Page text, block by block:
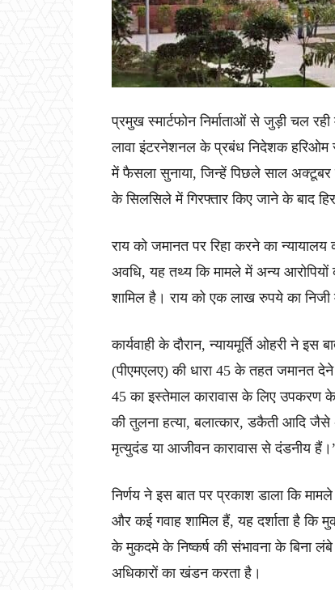
प्रमुख स्मार्टफोन निर्माताओं से जुड़ी चल
लावा इंटरनेशनल के प्रबंध निदेशक हरिओम
में फैसला सुनाया, जिन्हें पिछले साल अक्टूबर
के सिलसिले में गिरफ्तार किए जाने के बाद
राय को जमानत पर रिहा करने का
अवधि, यह तथ्य कि मामले में अन्य
शामिल है। राय को एक लाख रुपये का निजी
कार्यवाही के दौरान, न्यायमूर्ति ओहरी ने
(पीएमएलए) की धारा 45 के तहत जमानत देने
45 का इस्तेमाल कारावास के लिए उपकरण
की तुलना हत्या, बलात्कार, डकैती आदि जैसे
मृत्युदंड या आजीवन कारावास से दंडनीय
निर्णय ने इस बात पर प्रकाश डाला कि
और कई गवाह शामिल हैं, यह दर्शाता है कि
के मुकदमे के निष्कर्ष की संभावना के बिना
अधिकारों का खंडन करता है।